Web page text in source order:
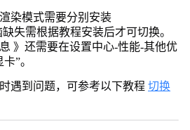
染模式需要分别安装
失需根据教程安装后才可切换。
》还需要在设置中心-性能-其他优
”。
遇到问题，可参考以下教程 切换